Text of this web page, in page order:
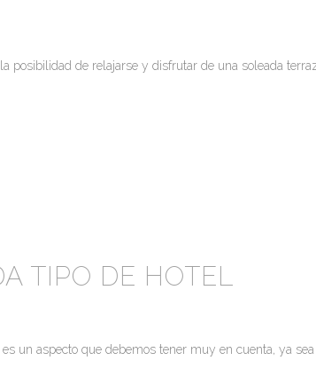
de relajarse y disfrutar de una soleada
TIPO DE HOTEL
un aspecto que debemos tener muy en cuenta, ya